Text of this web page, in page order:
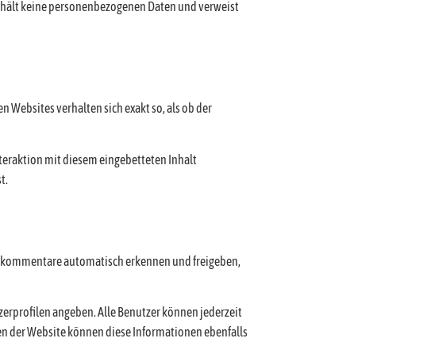
keine personenbezogenen Daten und verweist
Websites verhalten sich exakt so, als ob der
mit diesem eingebetteten Inhalt
automatisch erkennen und freigeben,
angeben. Alle Benutzer können jederzeit
der Website können diese Informationen ebenfalls